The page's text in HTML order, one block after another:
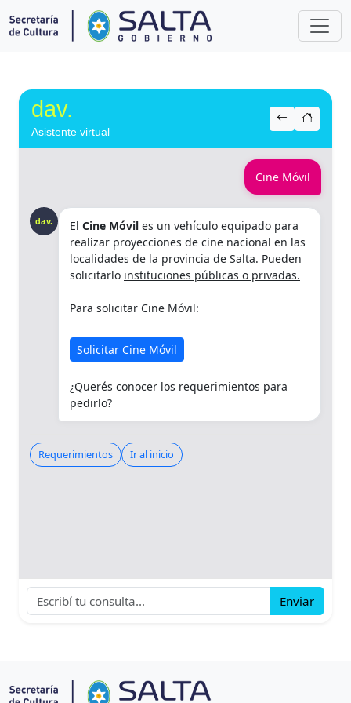
dav.
Asistente virtual
Cine Móvil
dav. El Cine Móvil es un vehículo equipado para
realizar proyecciones de cine nacional en las
localidades de la provincia de Salta. Pueden
solicitarlo instituciones públicas o privadas.
Para solicitar Cine Móvil:
Solicitar Cine Móvil
¿Querés conocer los requerimientos para
pedirlo?
Requerimientos Ir al inicio
Enviar